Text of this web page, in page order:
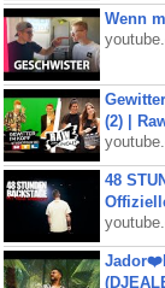
Wenn
(2) |
48